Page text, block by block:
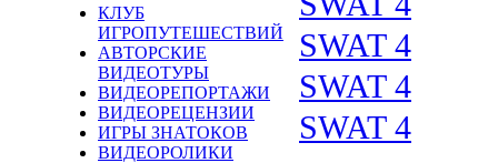
КЛУБ
ИГРОПУТЕШЕСТВИЙ
АВТОРСКИЕ
ВИДЕОТУРЫ
ВИДЕОРЕПОРТАЖИ
ВИДЕОРЕЦЕНЗИИ
ИГРЫ ЗНАТОКОВ
ВИДЕОРОЛИКИ
SWAT 4
SWAT 4
SWAT 4